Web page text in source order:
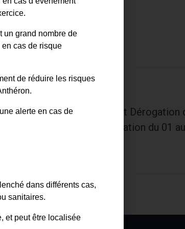
161 / 2025 – PM – Portant Dérogation
Circulation du 01
un grand nombre de
en cas de risque
de réduire les risques
alerte en cas de
dans différents cas,
sanitaires.
et peut être localisée